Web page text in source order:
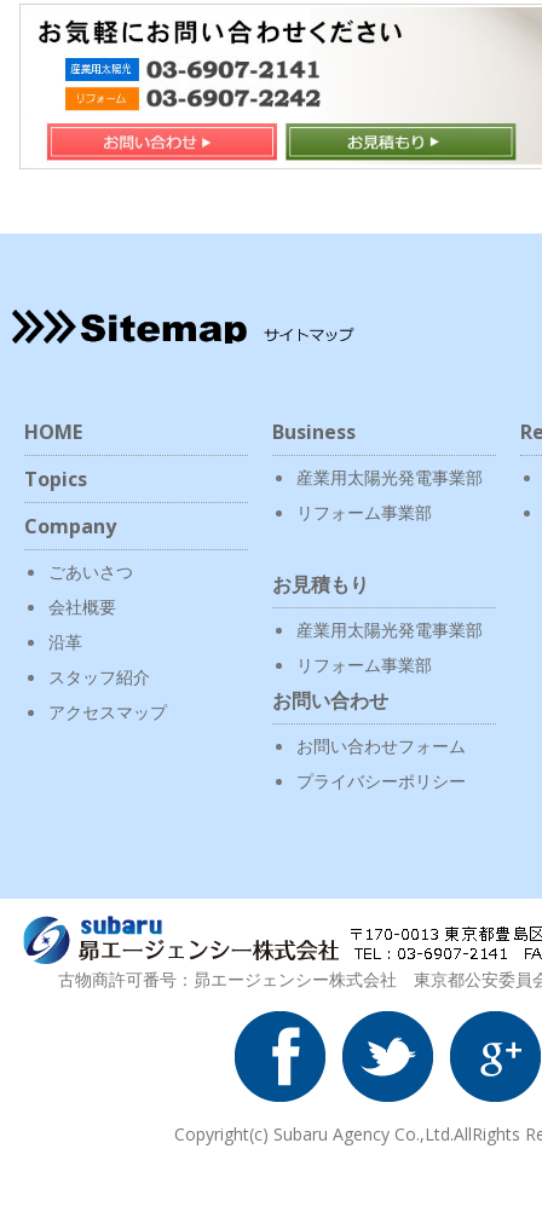
HOME
Topics
Company
ごあいさつ
会社概要
沿革
スタッフ紹介
アクセスマップ
Business
産業用太陽光発電事業部
リフォーム事業部
お見積もり
産業用太陽光発電事業部
リフォーム事業部
お問い合わせ
お問い合わせフォーム
プライバシーポリシー
古物商許可番号：昴エージェンシー株式会社 東京都公安委
Copyright(c) Subaru Agency Co.,Ltd.AllRights